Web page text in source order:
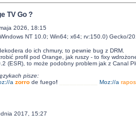
TV Go ?
2026, 18:15
NT 10.0; Win64; x64; rv:150.0) Gecko/
do ich chmury, to pewnie bug z DRM.
profil pod Orange, jak ruszy - to fixy
(ESR), to może podobny problem jak z Canal
pisze:
//a zorrode fuego! Moz://a
2017, 15:27